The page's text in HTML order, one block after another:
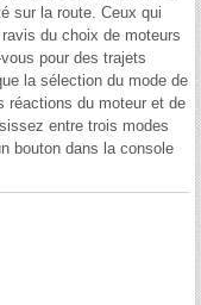
sur la route. Ceux qui
du choix de moteurs
pour des trajets
la sélection du mode de
réactions du moteur et de
entre trois modes
bouton dans la console